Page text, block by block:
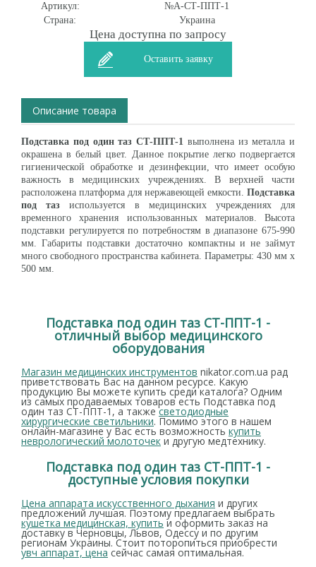
Артикул:
№А-СТ-ППТ-1
Страна:
Украина
Цена доступна по запросу
Оставить заявку
Описание товара
Подставка под один таз СТ-ППТ-1 выполнена из металла и
окрашена в белый цвет. Данное покрытие легко подвергается
гигиенической обработке и дезинфекции, что имеет особую
важность в медицинских учреждениях. В верхней части
расположена платформа для нержавеющей емкости. Подставка
под таз используется в медицинских учреждениях для
временного хранения использованных материалов. Высота
подставки регулируется по потребностям в диапазоне 675-990
мм. Габариты подставки достаточно компактны и не займут
много свободного пространства кабинета. Параметры: 430 мм х
500 мм.
Подставка под один таз СТ-ППТ-1 -
отличный выбор медицинского
оборудования
Магазин медицинских инструментов nikator.com.ua рад
приветствовать Вас на данном ресурсе. Какую
продукцию Вы можете купить среди каталога? Одним
из самых продаваемых товаров есть Подставка под
один таз СТ-ППТ-1, а такжесветодиодные
хирургические светильники. Помимо этого в нашем
онлайн-магазине у Вас есть возможность купить
неврологический молоточек и другую медтехнику.
Подставка под один таз СТ-ППТ-1 -
доступные условия покупки
Цена аппарата искусственного дыхания и других
предложений лучшая. Поэтому предлагаем выбрать
кушетка медицинская, купить и оформить заказ на
доставку в Черновцы, Львов, Одессу и по другим
регионам Украины. Стоит поторопиться приобрести
увч аппарат, цена сейчас самая оптимальная.